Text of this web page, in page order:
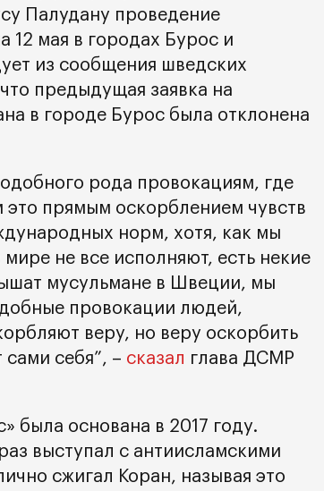
Палудану проведение
12 мая в городах Бурос и
из сообщения шведских
предыдущая заявка на
в городе Бурос была отклонена
рода провокациям, где
прямым оскорблением чувств
норм, хотя, как мы
не все исполняют, есть некие
мусульмане в Швеции, мы
провокации людей,
веру, но веру оскорбить
себя”, – сказал глава ДСМР
была основана в 2017 году.
выступал с антиисламскими
сжигал Коран, называя это